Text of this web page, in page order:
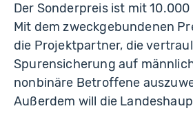
Der Sonderpreis ist mit
Mit dem zweckgebundenen
die Projektpartner, die
Spurensicherung auf
nonbinäre Betroffene
Außerdem will die